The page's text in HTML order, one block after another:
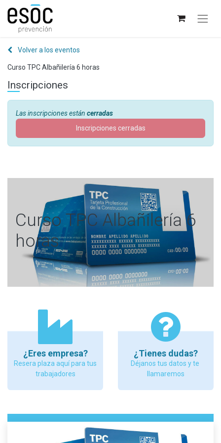
Volver a los eventos
Curso TPC Albañilería 6 horas
Inscripciones
Las inscripciones están cerradas
Inscripciones cerradas
Curso TPC Albañilería 6
horas
¿Eres empresa?
Resera plaza aquí para tus
trabajadores
¿Tienes dudas?
Déjanos tus datos y te
llamaremos